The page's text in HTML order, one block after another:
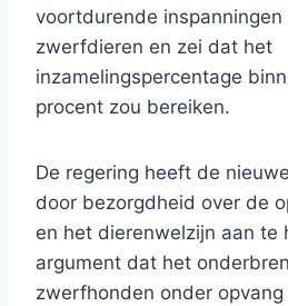
voortdurende
zwerfdieren en zei dat het
inzamelingspercentage
procent zou bereiken.
De regering heeft de
door bezorgdheid over de
en het dierenwelzijn aan te
argument dat het
zwerfhonden onder